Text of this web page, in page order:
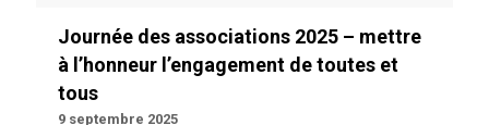
Journée des associations 2025 – mettre
à l’honneur l’engagement de toutes et
tous
9 septembre 2025